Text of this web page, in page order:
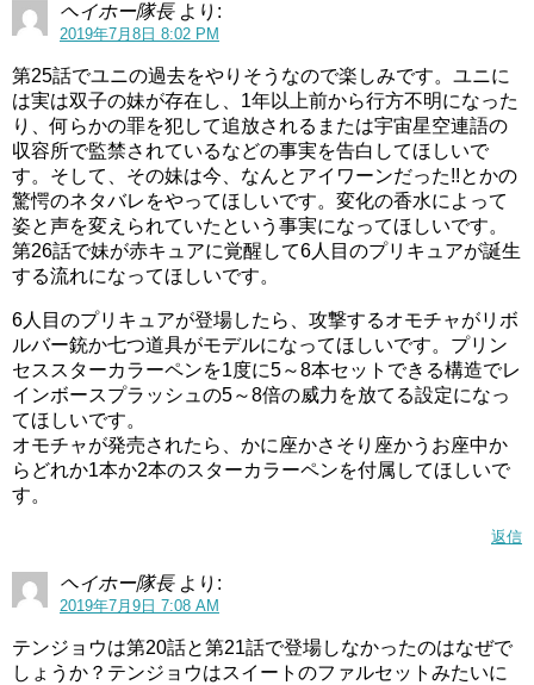
ヘイホー隊長 より:
2019年7月8日 8:02 PM
第25話でユニの過去をやりそうなので楽しみです。ユニに
は実は双子の妹が存在し、1年以上前から行方不明になった
り、何らかの罪を犯して追放されるまたは宇宙星空連語の
収容所で監禁されているなどの事実を告白してほしいで
す。そして、その妹は今、なんとアイワーンだった!!とかの
驚愕のネタバレをやってほしいです。変化の香水によって
姿と声を変えられていたという事実になってほしいです。
第26話で妹が赤キュアに覚醒して6人目のプリキュアが誕生
する流れになってほしいです。
6人目のプリキュアが登場したら、攻撃するオモチャがリボ
ルバー銃か七つ道具がモデルになってほしいです。プリン
セススターカラーペンを1度に5～8本セットできる構造でレ
インボースプラッシュの5～8倍の威力を放てる設定になっ
てほしいです。
オモチャが発売されたら、かに座かさそり座かうお座中か
らどれか1本か2本のスターカラーペンを付属してほしいで
す。
返信
ヘイホー隊長 より:
2019年7月9日 7:08 AM
テンジョウは第20話と第21話で登場しなかったのはなぜで
しょうか？テンジョウはスイートのファルセットみたいに